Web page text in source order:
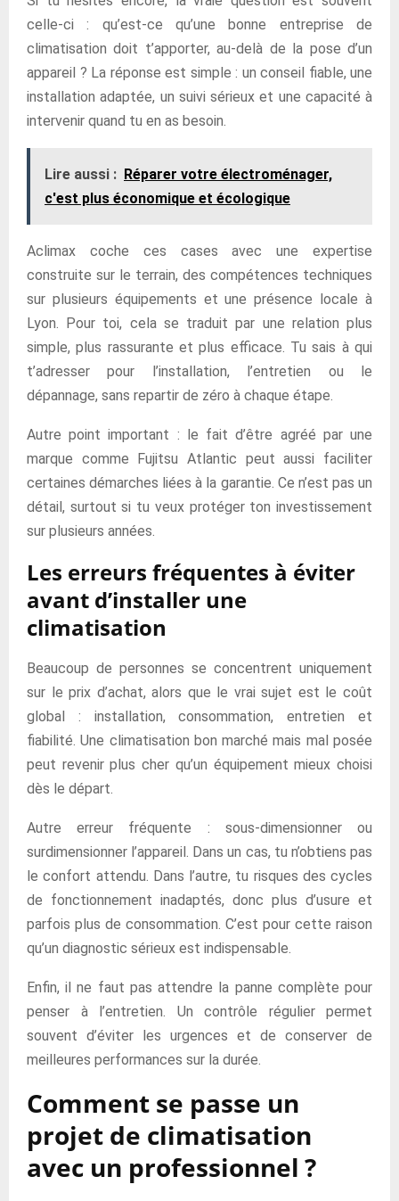
celle-ci : qu’est-ce qu’une bonne entreprise de
climatisation doit t’apporter, au-delà de la pose d’un
appareil ? La réponse est simple : un conseil fiable, une
installation adaptée, un suivi sérieux et une capacité à
intervenir quand tu en as besoin.
Lire aussi : Réparer votre électroménager,
c'est plus économique et écologique
Aclimax coche ces cases avec une expertise
construite sur le terrain, des compétences techniques
sur plusieurs équipements et une présence locale à
Lyon. Pour toi, cela se traduit par une relation plus
simple, plus rassurante et plus efficace. Tu sais à qui
t’adresser pour l’installation, l’entretien ou le
dépannage, sans repartir de zéro à chaque étape.
Autre point important : le fait d’être agréé par une
marque comme Fujitsu Atlantic peut aussi faciliter
certaines démarches liées à la garantie. Ce n’est pas un
détail, surtout si tu veux protéger ton investissement
sur plusieurs années.
Les erreurs fréquentes à éviter
avant d’installer une
climatisation
Beaucoup de personnes se concentrent uniquement
sur le prix d’achat, alors que le vrai sujet est le coût
global : installation, consommation, entretien et
fiabilité. Une climatisation bon marché mais mal posée
peut revenir plus cher qu’un équipement mieux choisi
dès le départ.
Autre erreur fréquente : sous-dimensionner ou
surdimensionner l’appareil. Dans un cas, tu n’obtiens pas
le confort attendu. Dans l’autre, tu risques des cycles
de fonctionnement inadaptés, donc plus d’usure et
parfois plus de consommation. C’est pour cette raison
qu’un diagnostic sérieux est indispensable.
Enfin, il ne faut pas attendre la panne complète pour
penser à l’entretien. Un contrôle régulier permet
souvent d’éviter les urgences et de conserver de
meilleures performances sur la durée.
Comment se passe un
projet de climatisation
avec un professionnel ?